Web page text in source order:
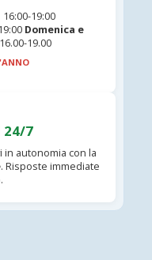
19:00
Domenica e
19.00
24/7
autonomia con la
. Risposte immediate